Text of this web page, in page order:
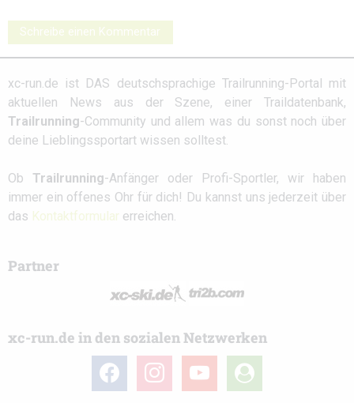
Schreibe einen Kommentar
xc-run.de ist DAS deutschsprachige Trailrunning-Portal mit
aktuellen News aus der Szene, einer Traildatenbank,
Trailrunning-Community und allem was du sonst noch über
deine Lieblingssportart wissen solltest.
Ob Trailrunning-Anfänger oder Profi-Sportler, wir haben
immer ein offenes Ohr für dich! Du kannst uns jederzeit über
das Kontaktformular erreichen.
Partner
xc-run.de in den sozialen Netzwerken
facebook instagramyoutube
user-
circle